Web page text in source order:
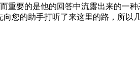
重要的是他的回答中流露出来的一
您的助手打听了来这里的路，所